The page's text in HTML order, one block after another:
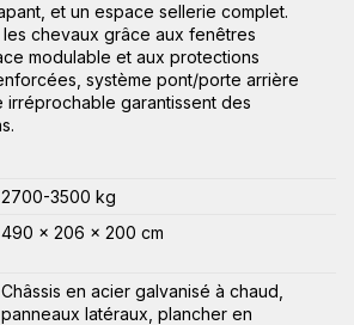
et un espace sellerie complet.
chevaux grâce aux fenêtres
modulable et aux protections
système pont/porte arrière
irréprochable garantissent des
2700-3500 kg
490 × 206 × 200 cm
Châssis en acier galvanisé à chaud,
panneaux latéraux, plancher en